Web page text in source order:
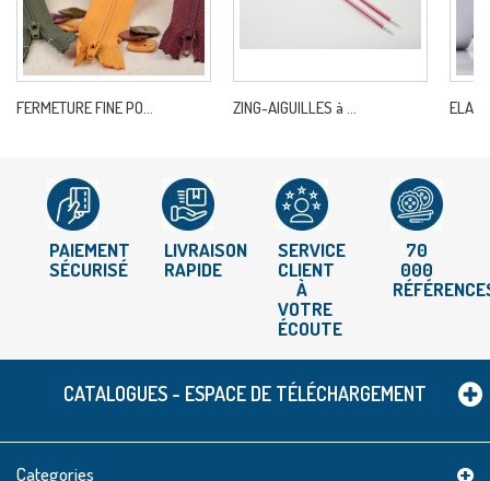
FERMETURE FINE PO... ZING-AIGUILLES à ...
PAIEMENT
SÉCURISÉ
LIVRAISON
RAPIDE
SERVICE
CLIENT
À
VOTRE
ÉCOUTE
70
000
CATALOGUES - ESPACE DE TÉLÉCHARGEMENT
Categories